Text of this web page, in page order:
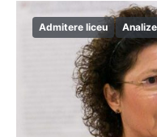
Admitere liceu Analize